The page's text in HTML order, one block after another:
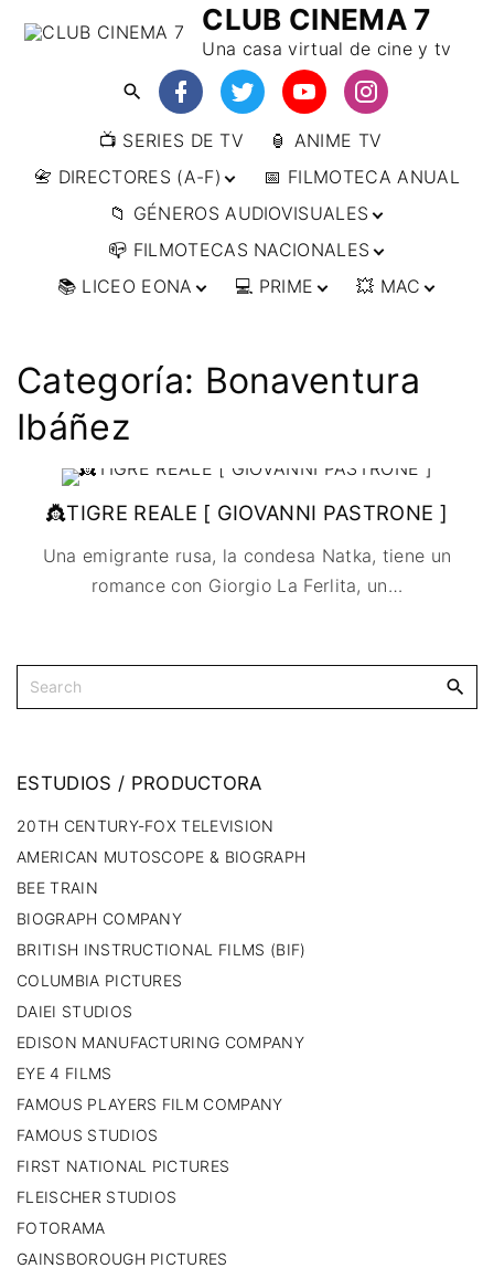
CLUB CINEMA 7
Una casa virtual de cine y tv
📺 SERIES DE TV
🏮 ANIME TV
📇 DIRECTORES (A-F)
📇 DIRECTORES (F-L)
📇 DIRECTORES (L-
W)
📅 FILMOTECA ANUAL
📁 GÉNEROS AUDIOVISUALES
🔴ANIMACIÓN
🔴ARTES MARCIALES
🔴CINE DOCUMENTAL
🔴CINE NEGRO / CRIMEN /
ESPIONAJE
🔴COMEDIA
🔴DRAMA
🔴EXPERIMENTOS
🔴FANTÁSTICO
🔴TERROR
📪 FILMOTECAS NACIONALES
🌍 AFRICA
🇧🇷 BRASIL
🇨🇱 CHILE
🇲🇽 MÉXICO
🇺🇾 URUGUAY
🌏 ASIA
🇮🇳 INDIA
🇯🇵 JAPÓN
🌍 EUROPA
🇩🇪 ALEMANIA
🇧🇪 BÉLGICA
🇫🇷 FRANCIA
🇮🇹 ITALIA
🌏 OCEANIA
📚 LICEO EONA
🎒 TALLERES
ONLINE
🎞️ FILM DOCTOR
👨‍🎨 IMAGEN &
VIDEO
🖥️ SERVICIOS DE
🌐 DISEÑO WEB
📧 CONTACTO
💻 PRIME
IMPRESCINDIBLES
💥 MAC
🗨 CÓMICS
Categoría: Bonaventura
Ibáñez
👸TIGRE REALE [ GIOVANNI PASTRONE ]
Una emigrante rusa, la condesa Natka, tiene un
romance con Giorgio La Ferlita, un…
ESTUDIOS / PRODUCTORA
20TH CENTURY-FOX TELEVISION
AMERICAN MUTOSCOPE & BIOGRAPH
BEE TRAIN
BIOGRAPH COMPANY
BRITISH INSTRUCTIONAL FILMS (BIF)
COLUMBIA PICTURES
DAIEI STUDIOS
EDISON MANUFACTURING COMPANY
EYE 4 FILMS
FAMOUS PLAYERS FILM COMPANY
FAMOUS STUDIOS
FIRST NATIONAL PICTURES
FLEISCHER STUDIOS
FOTORAMA
GAINSBOROUGH PICTURES